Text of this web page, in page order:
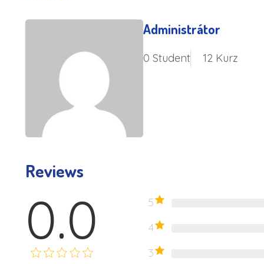
Administrátor
0 Student 12 Kurz
Reviews
0.0 5
4
3